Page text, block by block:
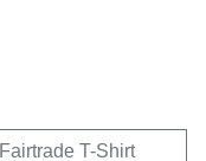
Fairtrade T-Shirt